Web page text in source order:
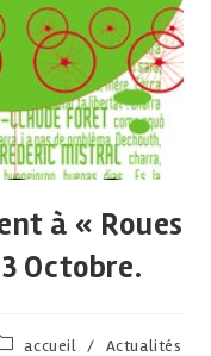
à « Roues
Octobre.
accueil / Actualités